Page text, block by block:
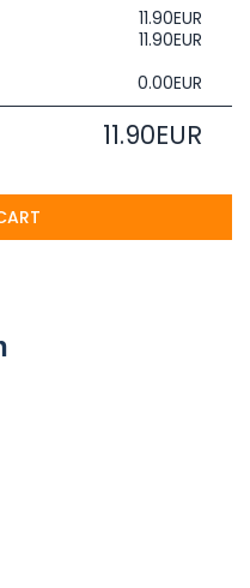
11.90EUR
11.90EUR
0.00EUR
11.90EUR